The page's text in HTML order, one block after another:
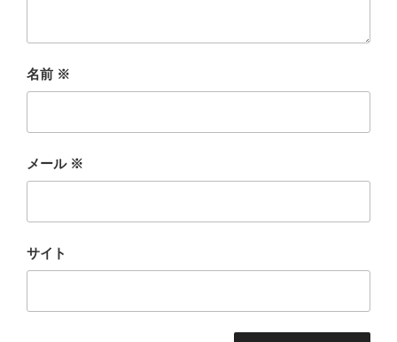
名前 ※
メール ※
サイト